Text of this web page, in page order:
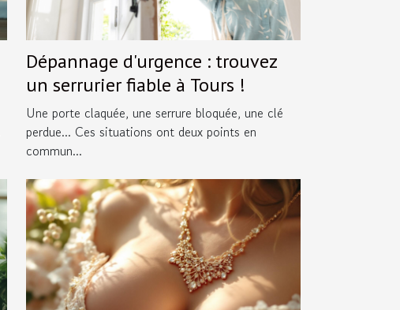
Dépannage d'urgence : trouvez
un serrurier fiable à Tours !
Une porte claquée, une serrure bloquée, une clé
perdue... Ces situations ont deux points en
commun...